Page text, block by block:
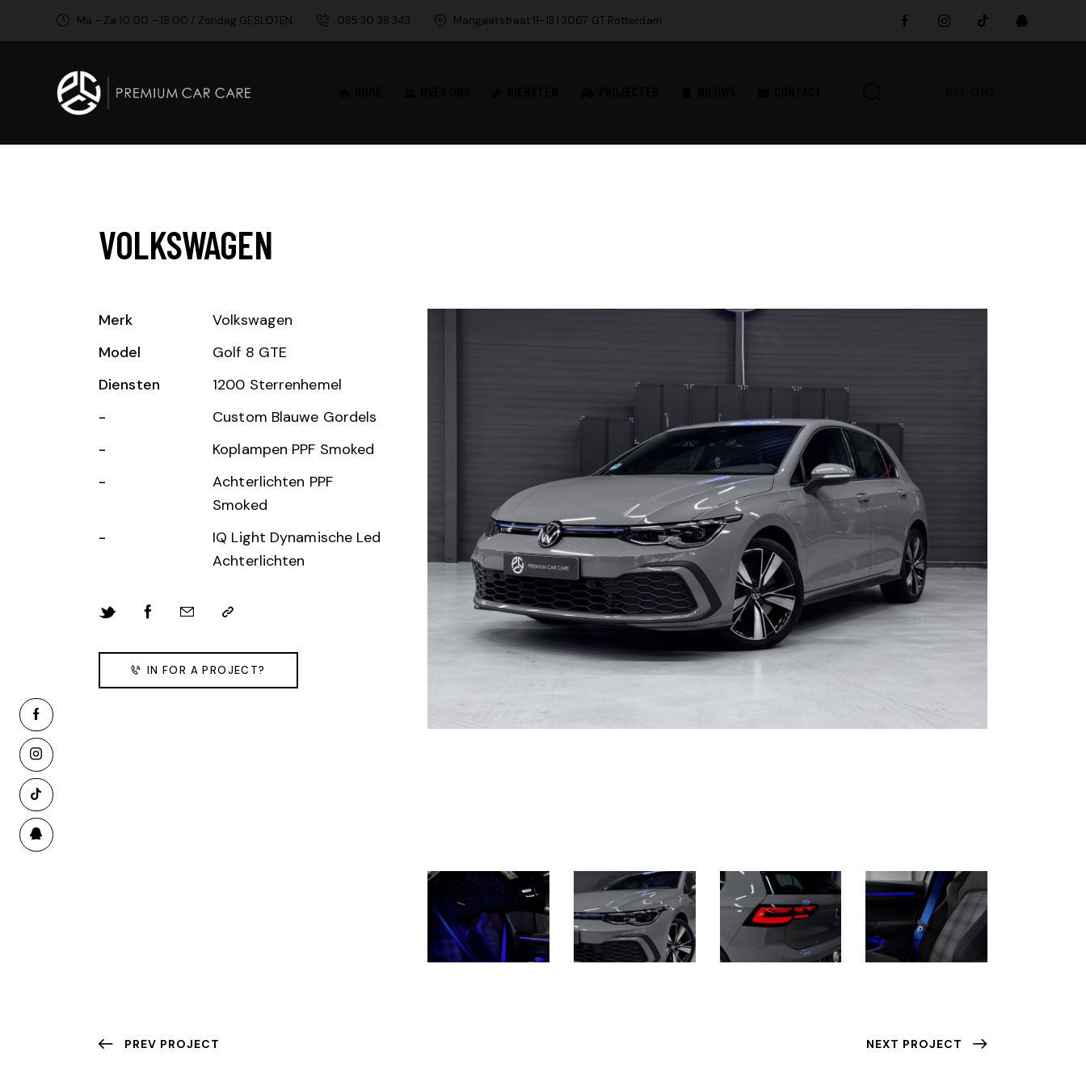
Ma - Za 10:00 - 18:00 / Zondag GESLOTEN 085 30 38 343 Mangaatstraat 11-13 | 3067 GT Rotterdam
VOLKSWAGEN
Merk
Volkswagen
Model
Golf 8 GTE
Diensten
1200 Sterrenhemel
-
Custom Blauwe Gordels
-
Koplampen PPF Smoked
-
Achterlichten PPF
Smoked
-
IQ Light Dynamische Led
Achterlichten
IN FOR A PROJECT?
PREV PROJECT NEXT PROJECT